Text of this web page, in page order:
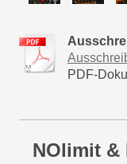
PDF-
NOlimit &